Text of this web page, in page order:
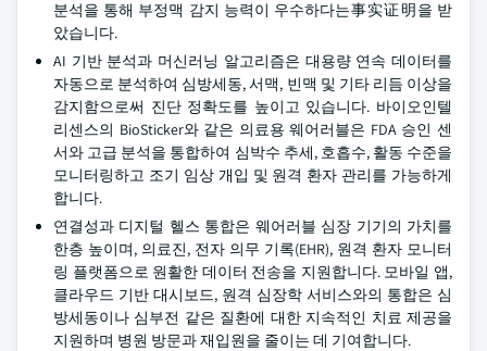
분석을 통해 부정맥 감지 능력이 우수하다는事实证明을 받
았습니다.
AI 기반 분석과 머신러닝 알고리즘은 대용량 연속 데이터를
자동으로 분석하여 심방세동, 서맥, 빈맥 및 기타 리듬 이상을
감지함으로써 진단 정확도를 높이고 있습니다. 바이오인텔
리센스의 BioSticker와 같은 의료용 웨어러블은 FDA 승인 센
서와 고급 분석을 통합하여 심박수 추세, 호흡수, 활동 수준을
모니터링하고 조기 임상 개입 및 원격 환자 관리를 가능하게
합니다.
연결성과 디지털 헬스 통합은 웨어러블 심장 기기의 가치를
한층 높이며, 의료진, 전자 의무 기록(EHR), 원격 환자 모니터
링 플랫폼으로 원활한 데이터 전송을 지원합니다. 모바일 앱,
클라우드 기반 대시보드, 원격 심장학 서비스와의 통합은 심
방세동이나 심부전 같은 질환에 대한 지속적인 치료 제공을
지원하며 병원 방문과 재입원을 줄이는 데 기여합니다.